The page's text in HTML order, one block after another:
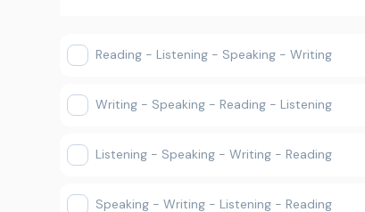
Reading - Listening - Speaking - Writing
Writing - Speaking - Reading - Listening
Listening - Speaking - Writing - Reading
Speaking - Writing - Listening - Reading